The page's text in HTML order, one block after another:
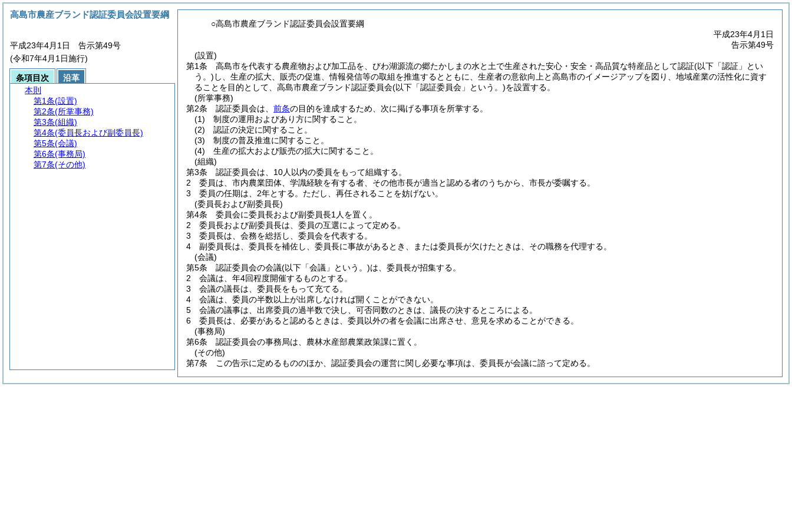
○高島市農産ブランド認証委員会設置要綱
平成23年4月1日
告示第49号
(設置)
第1条
高島市を代表する農産物および加工品を、びわ湖源流の郷たかしまの水と土で生産された安心・安全・高品質な特産品として認証(以下「認証」とい
う。) し、生産の拡大、販売の促進、情報発信等の取組を推進するとともに、生産者の意欲向上と高島市のイメージアップを図り、地域産業の活性化に資す
ることを目的として、高島市農産ブランド認証委員会(以下「認証委員会」という。)を設置する。
(所掌事務)
第2条
認証委員会は、 前条の目的を達成するため、次に掲げる事項を所掌する。
(1)
制度の運用およびあり方に関すること。
(2)
認証の決定に関すること。
(3)
制度の普及推進に関すること。
(4)
生産の拡大および販売の拡大に関すること。
(組織)
第3条
認証委員会は、10人以内の委員をもって組織する。
2
委員は、市内農業団体、学識経験を有する者、その他市長が適当と認める者のうちから、市長が委嘱する。
3
委員の任期は、2年とする。 ただし、再任されることを妨げない。
(委員長および副委員長)
第4条
委員会に委員長および副委員長1人を置く。
2
委員長および副委員長は、委員の互選によって定める。
3
委員長は、会務を総括し、委員会を代表する。
4
副委員長は、委員長を補佐し、委員長に事故があるとき、または委員長が欠けたときは、その職務を代理する。
(会議)
第5条
認証委員会の会議(以下「会議」という。)は、委員長が招集する。
2
会議は、年4回程度開催するものとする。
3
会議の議長は、委員長をもって充てる。
4
会議は、委員の半数以上が出席しなければ開くことができない。
5
会議の議事は、出席委員の過半数で決し、可否同数のときは、議長の決するところによる。
6
委員長は、必要があると認めるときは、委員以外の者を会議に出席させ、意見を求めることができる。
(事務局)
第6条
認証委員会の事務局は、農林水産部農業政策課に置く。
(その他)
第7条
この告示に定めるもののほか、認証委員会の運営に関し必要な事項は、委員長が会議に諮って定める。
高島市農産ブランド認証委員会設置要綱
平成23年4月1日 告示第49号
(令和7年4月1日施行)
条項目次
沿革
本則
第1条(設置)
第2条(所掌事務)
第3条(組織)
第4条(委員長および副委員長)
第5条(会議)
第6条(事務局)
第7条(その他)